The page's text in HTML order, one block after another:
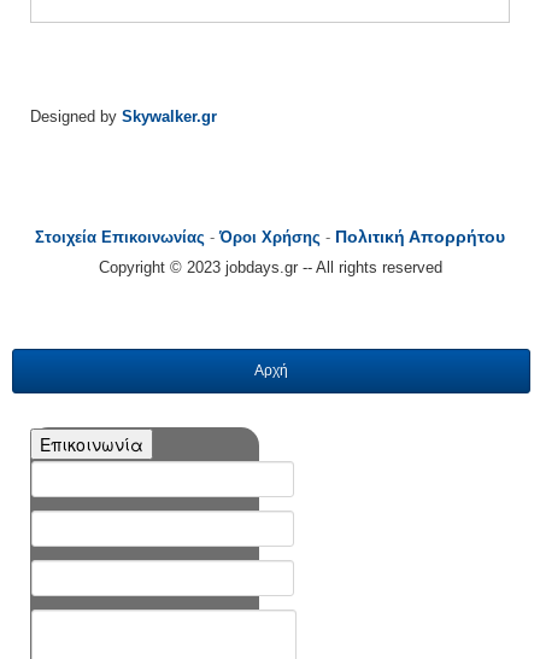
Designed by Skywalker.gr
Στοιχεία Επικοινωνίας -Όροι Χρήσης - Πολιτική Απορρήτου
Copyright © 2023 jobdays.gr -- All rights reserved
Αρχή